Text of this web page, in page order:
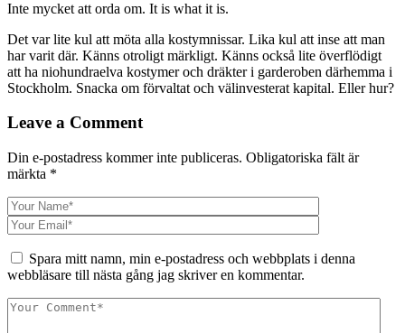
Inte mycket att orda om. It is what it is.
Det var lite kul att möta alla kostymnissar. Lika kul att inse att man
har varit där. Känns otroligt märkligt. Känns också lite överflödigt
att ha niohundraelva kostymer och dräkter i garderoben därhemma i
Stockholm. Snacka om förvaltat och välinvesterat kapital. Eller hur?
Leave a Comment
Din e-postadress kommer inte publiceras. Obligatoriska fält är
märkta *
Spara mitt namn, min e-postadress och webbplats i denna
webbläsare till nästa gång jag skriver en kommentar.